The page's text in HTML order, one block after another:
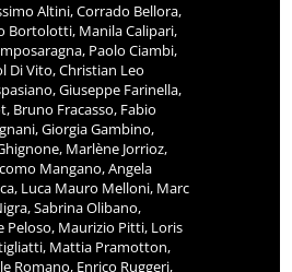
Altini, Corrado Bellora,
Bortolotti, Manila Calipari,
Paolo Ciambi,
Di Vito, Christian Leo
Giuseppe Farinella,
Bruno Fracasso, Fabio
Giorgia Gambino,
Marlène Jorrioz,
Mangano, Angela
Luca Mauro Melloni, Marc
Sabrina Olibano,
Peloso, Maurizio Pitti, Loris
Mattia Pramotton,
Romano, Enrico Ruggeri,